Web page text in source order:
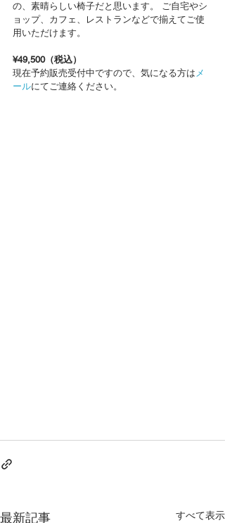
の、素晴らしい椅子だと思います。 ご自宅やシ
ョップ、カフェ、レストランなどで揃えてご使
用いただけます。
¥49,500（税込）
現在予約販売受付中ですので、気になる方は メ
ールにてご連絡ください。
最新記事 すべて表示